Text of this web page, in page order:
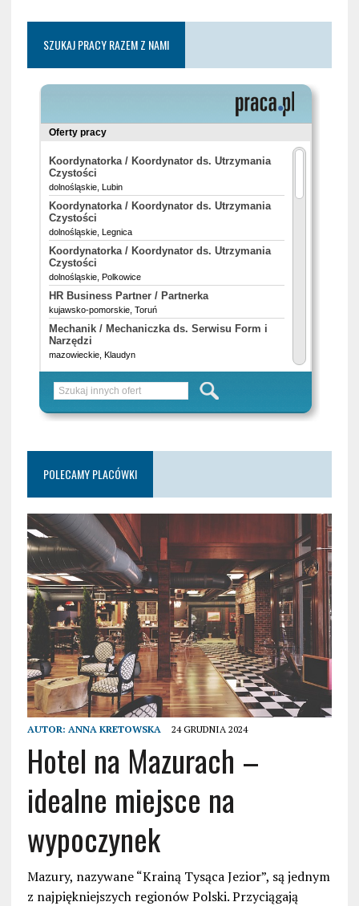
SZUKAJ PRACY RAZEM Z NAMI
POLECAMY PLACÓWKI
AUTOR: ANNA KRETOWSKA 24 GRUDNIA 2024
Hotel na Mazurach –
idealne miejsce na
wypoczynek
Mazury, nazywane “Krainą Tysąca Jezior”, są jednym
z najpiękniejszych regionów Polski. Przyciągają